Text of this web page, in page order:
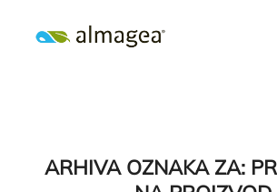
ARHIVA OZNAKA ZA: